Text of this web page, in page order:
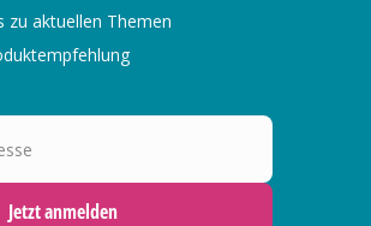
zu aktuellen Themen
Jetzt anmelden